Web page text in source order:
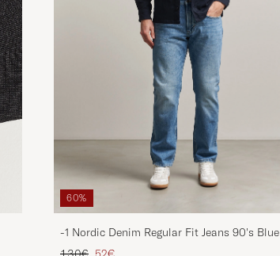
60%
-1 Nordic Denim Regular Fit Jeans 90's Blue
Tavallinen hinta
Alennettu hinta